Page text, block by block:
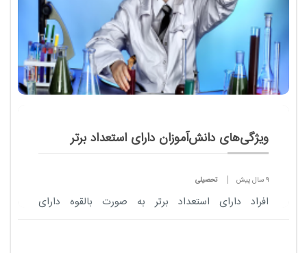
ویژگی‌های دانش‌‌آموزان دارای استعداد برتر
9 سال پیش تحصیلی
افراد دارای استعداد برتر به صورت بالقوه دارای